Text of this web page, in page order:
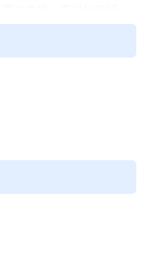
外保育所の保育料補
配偶者の出産祝い金